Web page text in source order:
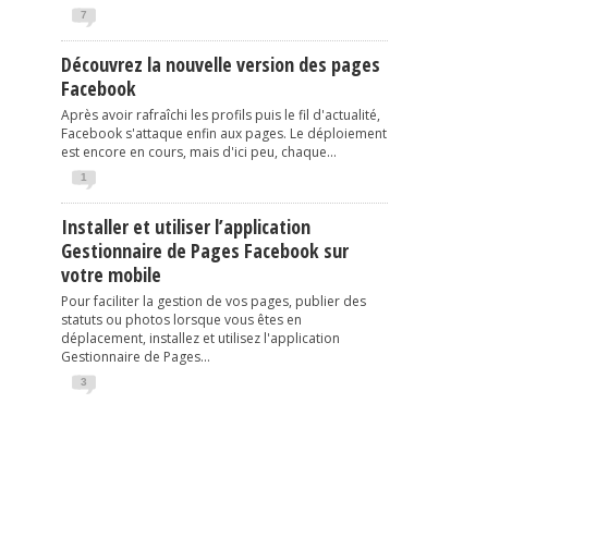
7
Découvrez la nouvelle version des pages
Facebook
Après avoir rafraîchi les profils puis le fil d'actualité,
Facebook s'attaque enfin aux pages. Le déploiement
est encore en cours, mais d'ici peu, chaque...
1
Installer et utiliser l’application
Gestionnaire de Pages Facebook sur
votre mobile
Pour faciliter la gestion de vos pages, publier des
statuts ou photos lorsque vous êtes en
déplacement, installez et utilisez l'application
Gestionnaire de Pages...
3